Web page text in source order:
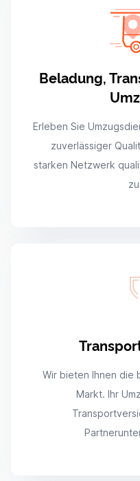
Beladung,
Erleben Sie
zuverlässiger
starken Netzwerk
Wir bieten Ihnen die
Markt. Ihr